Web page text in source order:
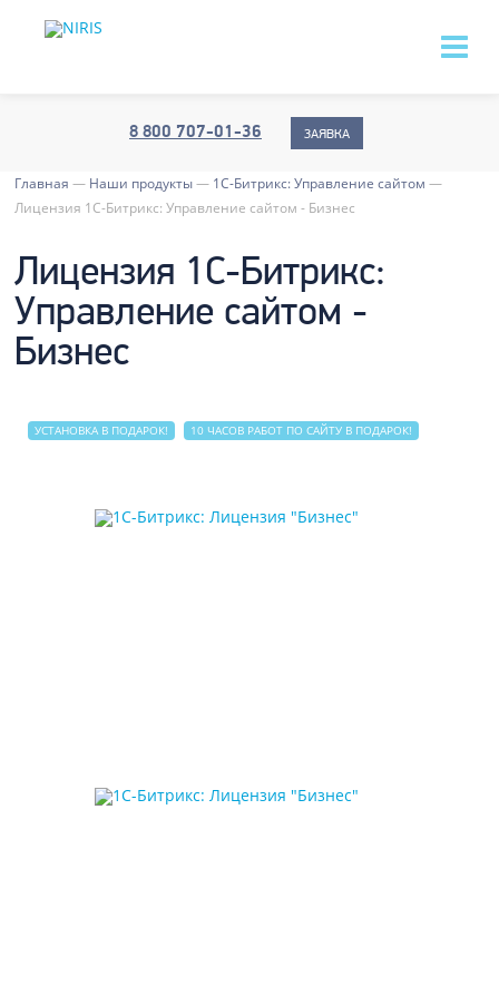
8 800 707-01-36 ЗАЯВКА
Главная — Наши продукты— 1С-Битрикс: Управление сайтом —
Лицензия 1C-Битрикс: Управление сайтом - Бизнес
Лицензия 1C-Битрикс:
Управление сайтом -
Бизнес
УСТАНОВКА В ПОДАРОК! 10 ЧАСОВ РАБОТ ПО САЙТУ В ПОДАРОК!